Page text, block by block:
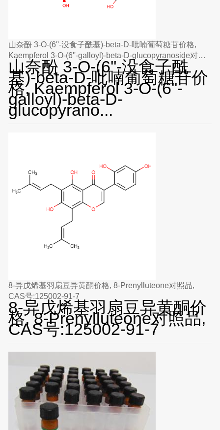
山奈酚 3-O-(6''-没食子酰基)-beta-D-吡喃葡萄糖苷价格,
Kaempferol 3-O-(6''-galloyl)-beta-D-glucopyranoside对照
品, CAS号:56317-05-6
山奈酚 3-O-(6''-没食子酰
基)-beta-D-吡喃葡萄糖苷价
格, Kaempferol 3-O-(6''-
galloyl)-beta-D-
glucopyrano...
8-异戊烯基羽扇豆异黄酮价格, 8-Prenylluteone对照品,
CAS号:125002-91-7
8-异戊烯基羽扇豆异黄酮价
格, 8-Prenylluteone对照品,
CAS号:125002-91-7